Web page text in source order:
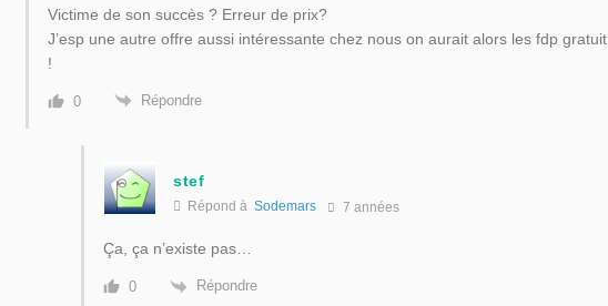
Victime de son succès ? Erreur de prix?
J’esp une autre offre aussi intéressante chez nous on aurait alors les fdp gratuit
!
0 Répondre
stef
Répond à Sodemars 7 années
Ça, ça n’existe pas…
0 Répondre